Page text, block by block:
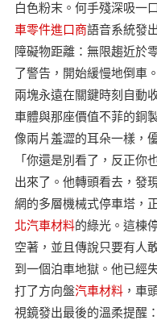
白色粉末。何手殘深吸一
車零件進口商語音系統發
障礙物距離：無限趨近於
了警告，開始緩慢地倒車
兩塊永遠在關鍵時刻自動
車體與那座價值不菲的銅
像兩片羞澀的耳朵一樣，
「你還是別看了，反正你
出來了。他轉頭看去，發
網的多層機械式停車塔，
北汽車材料的綠光。這棟
空著，並且傳說只要有人
到一個泊車地獄。他已經
打了方向盤汽車材料，車
視鏡發出最後的溫柔提醒